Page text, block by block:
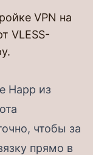
VPN на
VLESS-
Happ из
чтобы за
прямо в